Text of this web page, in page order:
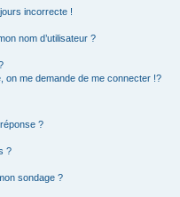
incorrecte !
nom d’utilisateur ?
on me demande de me connecter !?
?
?
sondage ?